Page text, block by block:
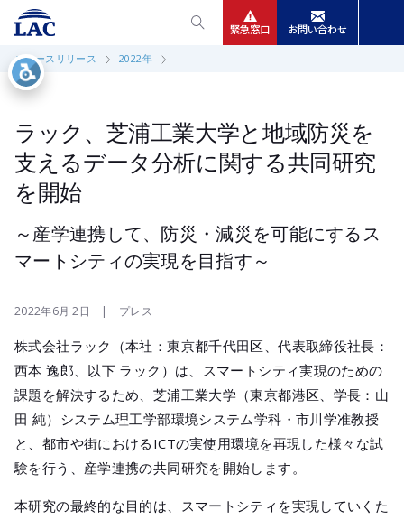
緊急窓口 お問い合わせ
ニュースリリース
会社情報
IR情報
メールマガ
公式SNS
ニュースリリース 2022年
ラック、芝浦工業大学と地域防災を
支えるデータ分析に関する共同研究
を開始
～産学連携して、防災・減災を可能にするス
マートシティの実現を目指す～
2022年6月 2日 | プレス
株式会社ラック（本社：東京都千代田区、代表取締役社長：
西本 逸郎、以下 ラック）は、スマートシティ実現のための
課題を解決するため、芝浦工業大学（東京都港区、学長：山
田 純）システム理工学部環境システム学科・市川学准教授
と、都市や街におけるICTの実使用環境を再現した様々な試
験を行う、産学連携の共同研究を開始します。
本研究の最終的な目的は、スマートシティを実現していくた